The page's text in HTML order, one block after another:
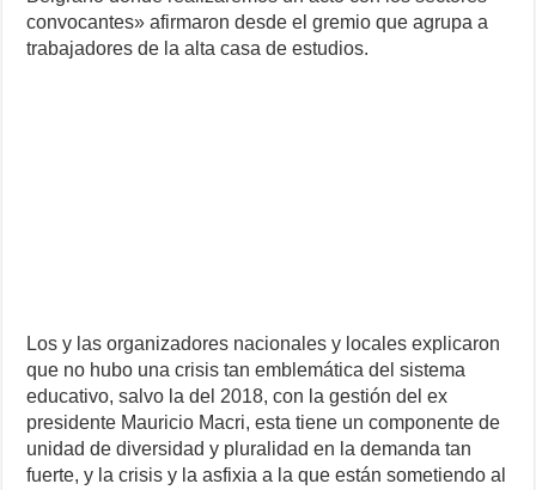
convocantes» afirmaron desde el gremio que agrupa a
trabajadores de la alta casa de estudios.
Los y las organizadores nacionales y locales explicaron
que no hubo una crisis tan emblemática del sistema
educativo, salvo la del 2018, con la gestión del ex
presidente Mauricio Macri, esta tiene un componente de
unidad de diversidad y pluralidad en la demanda tan
fuerte, y la crisis y la asfixia a la que están sometiendo al